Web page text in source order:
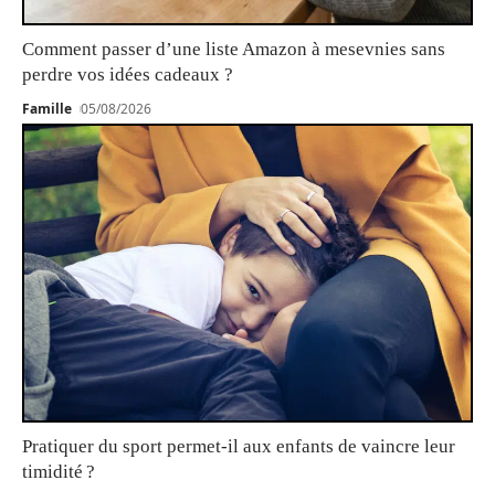
Comment passer d’une liste Amazon à mesevnies sans
perdre vos idées cadeaux ?
Famille 05/08/2026
Pratiquer du sport permet-il aux enfants de vaincre leur
timidité ?